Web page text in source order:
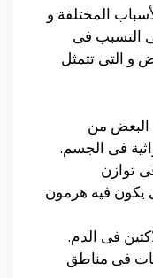
المختلفة و
التسبب فى
و التى تتمثل
البعض من
فى الجسم.
توازن
يكون فيه هرمون
فى الدم.
فى مناطق